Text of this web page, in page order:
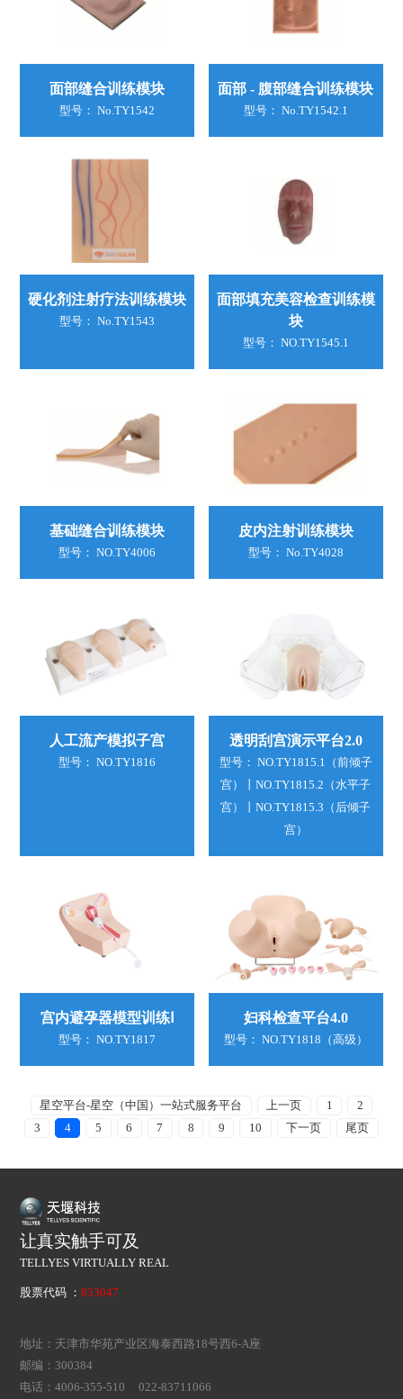
面部缝合训练模块
型号： No.TY1542
面部 - 腹部缝合训练模块
型号： No.TY1542.1
硬化剂注射疗法训练模块
型号： No.TY1543
面部填充美容检查训练模
块
型号： NO.TY1545.1
基础缝合训练模块
型号： NO.TY4006
皮内注射训练模块
型号： No.TY4028
人工流产模拟子宫
型号： NO.TY1816
透明刮宫演示平台2.0
型号： NO.TY1815.1（前倾子
宫）丨NO.TY1815.2（水平子
宫）丨NO.TY1815.3（后倾子
宫）
宫内避孕器模型训练Ⅰ
型号： NO.TY1817
妇科检查平台4.0
型号： NO.TY1818（高级）
星空平台-星空（中国）一站式服务平台 上一页 1
2
3
4 5 6 7 8 9 10 下一页 尾页
让真实触手可及
TELLYES VIRTUALLY REAL
股票代码 ：833047
地址：天津市华苑产业区海泰西路18号西6-A座
邮编：300384
电话：4006-355-510 022-83711066